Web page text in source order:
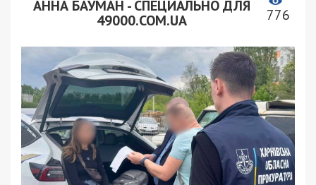
АННА БАУМАН - СПЕЦИАЛЬНО ДЛЯ
49000.COM.UA
776